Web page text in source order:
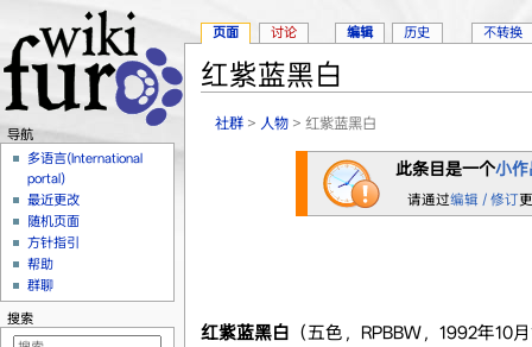
红紫蓝黑白
社群 > 人物 > 红紫蓝黑白
此条目是一个小作
请通过编辑 / 修订
红紫蓝黑白 （五色，RPBBW，1992年10
页面 讨论 编辑 历史 不转换
导航
多语言(International
portal)
最近更改
随机页面
方针指引
帮助
群聊
搜索